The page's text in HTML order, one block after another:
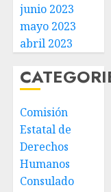
junio 2023
mayo 2023
abril 2023
Comisión
Estatal de
Derechos
Humanos
Consulado